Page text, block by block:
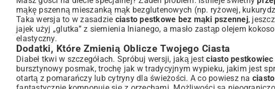
mąkę pszenną mieszanką mąk bezglutenowych (np. ryżowej,
Taka wersja to w zasadzie ciasto pestkowe bez mąki pszennej,
jajek użyj „glutka” z siemienia lnianego, a masło zastąp olejem
elastyczny.
Dodatki, Które Zmienią Oblicze Twojego Ciasta
Diabeł tkwi w szczegółach. Spróbuj wersji, jaką jestciasto
bursztynowy posmak, trochę jak w tradycyjnym wypieku, jakim jest
otartą z pomarańczy lub cytryny dla świeżości. A co powiesz na